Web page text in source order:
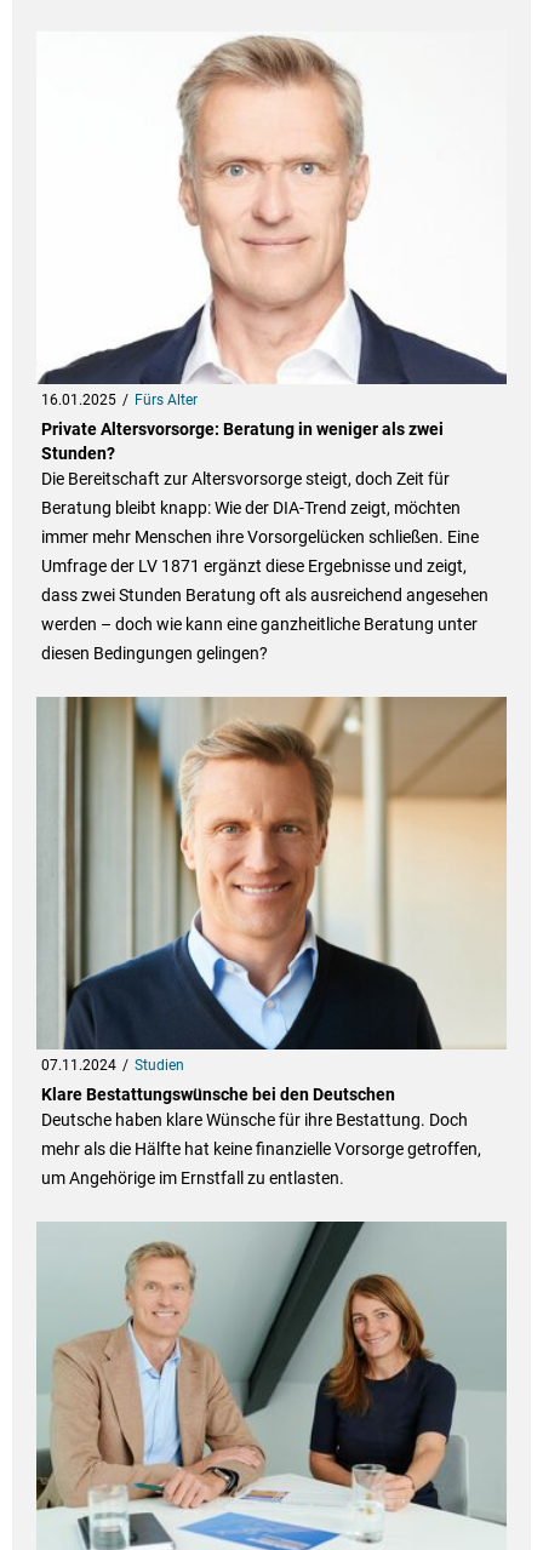
16.01.2025 Fürs Alter
Private Altersvorsorge: Beratung in weniger als zwei
Stunden?
Die Bereitschaft zur Altersvorsorge steigt, doch Zeit für
Beratung bleibt knapp: Wie der DIA-Trend zeigt, möchten
immer mehr Menschen ihre Vorsorgelücken schließen. Eine
Umfrage der LV 1871 ergänzt diese Ergebnisse und zeigt,
dass zwei Stunden Beratung oft als ausreichend angesehen
werden – doch wie kann eine ganzheitliche Beratung unter
diesen Bedingungen gelingen?
07.11.2024 Studien
Klare Bestattungswünsche bei den Deutschen
Deutsche haben klare Wünsche für ihre Bestattung. Doch
mehr als die Hälfte hat keine finanzielle Vorsorge getroffen,
um Angehörige im Ernstfall zu entlasten.